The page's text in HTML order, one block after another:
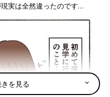
実は全然違ったのです…
を見る